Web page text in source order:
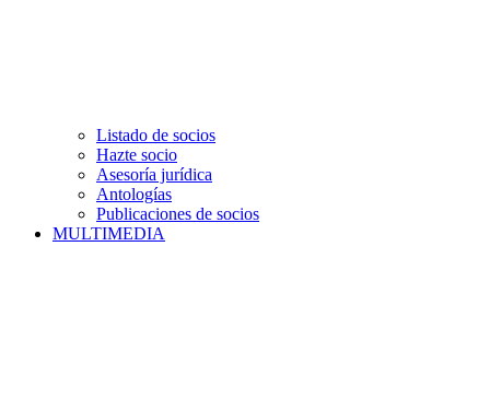
Listado de socios
Hazte socio
Asesoría jurídica
Antologías
Publicaciones de socios
MULTIMEDIA